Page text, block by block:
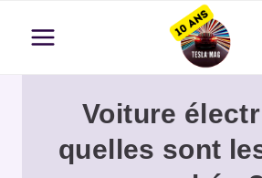
contenu
Voiture
quelles sont